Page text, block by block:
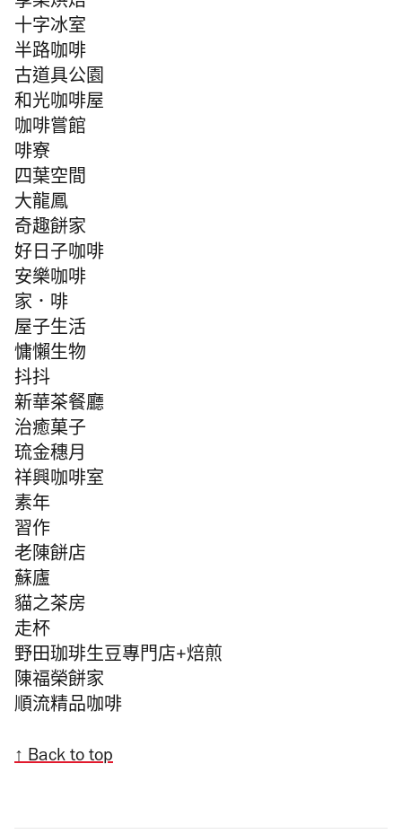
十字冰室
半路咖啡
古道具公園
和光咖啡屋
咖啡嘗館
啡寮
四葉空間
大龍鳳
奇趣餅家
好日子咖啡
安樂咖啡
家．啡
屋子生活
慵懶生物
抖抖
新華茶餐廳
治癒菓子
琉金穗月
祥興咖啡室
素年
習作
老陳餅店
蘇廬
貓之茶房
走杯
野田珈琲生豆專門店+焙煎
陳福榮餅家
順流精品咖啡
↑ Back to top